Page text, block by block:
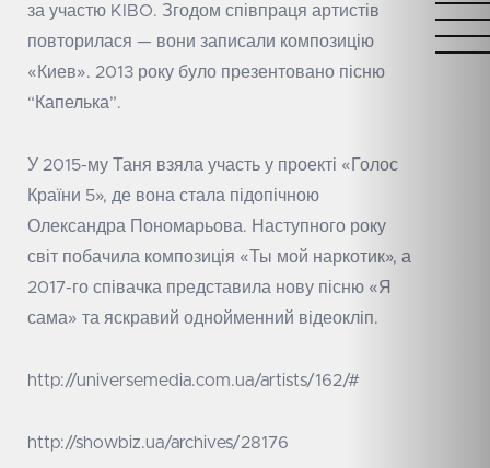
за участю KIBO. Згодом співпраця артистів
повторилася — вони записали композицію
«Киев». 2013 року було презентовано пісню
“Капелька”.
У 2015-му Таня взяла участь у проекті «Голос
Країни 5», де вона стала підопічною
Олександра Пономарьова. Наступного року
світ побачила композиція «Ты мой наркотик», а
2017-го співачка представила нову пісню «Я
сама» та яскравий однойменний відеокліп.
http://universemedia.com.ua/artists/162/#
http://showbiz.ua/archives/28176